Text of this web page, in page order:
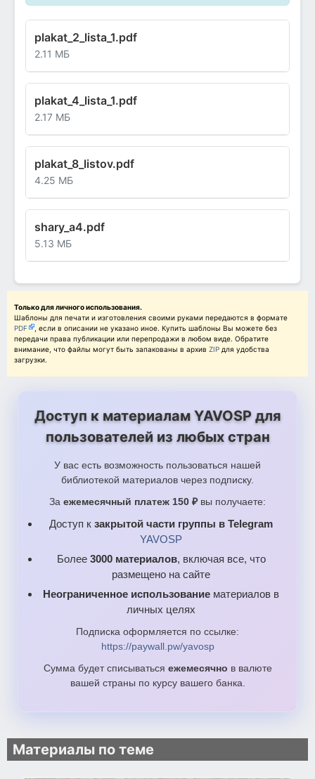
plakat_2_lista_1.pdf
2.11 МБ
plakat_4_lista_1.pdf
2.17 МБ
plakat_8_listov.pdf
4.25 МБ
shary_a4.pdf
5.13 МБ
Только для личного использования.
Шаблоны для печати и изготовления своими руками передаются в формате
PDF
, если в описании не указано иное. Купить шаблоны Вы можете без
передачи права публикации или перепродажи в любом виде. Обратите
внимание, что файлы могут быть запакованы в архив ZIP для удобства
загрузки.
Доступ к материалам YAVOSP для
пользователей из любых стран
У вас есть возможность пользоваться нашей
библиотекой материалов через подписку.
За ежемесячный платеж 150 ₽ вы получаете:
Доступ к закрытой части группы в Telegram
YAVOSP
Более 3000 материалов, включая все, что
размещено на сайте
Неограниченное использование материалов в
личных целях
Подписка оформляется по ссылке:
https://paywall.pw/yavosp
Сумма будет списываться ежемесячно в валюте
вашей страны по курсу вашего банка.
Материалы по теме